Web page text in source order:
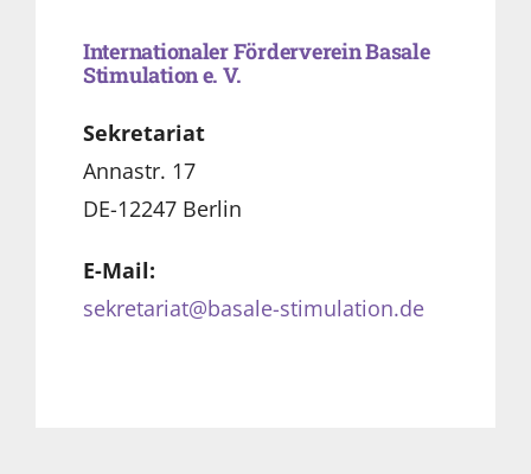
Internationaler Förderverein Basale
Stimulation e. V.
Sekretariat
Annastr. 17
DE-12247 Berlin
E-Mail:
sekretariat@basale-stimulation.de